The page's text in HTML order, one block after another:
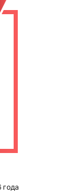
года